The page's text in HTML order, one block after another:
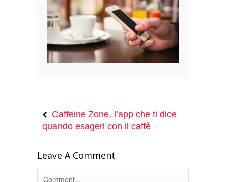
Caffeine Zone, l’app che ti dice
quando esageri con il caffè
Leave A Comment